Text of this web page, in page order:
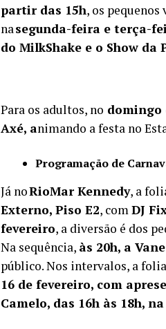
partir das 15h, os pequenos
nasegunda-feira e terça-
do MilkShake e o Show da
Para os adultos, no domingo
Axé, animando a festa no
Programação de
Já noRioMar Kennedy, a
Externo, Piso E2, comDJ
fevereiro, a diversão é dos
Na sequência, às 20h, a
público. Nos intervalos, a
16 de fevereiro, com
Camelo, das 16h às 18h,